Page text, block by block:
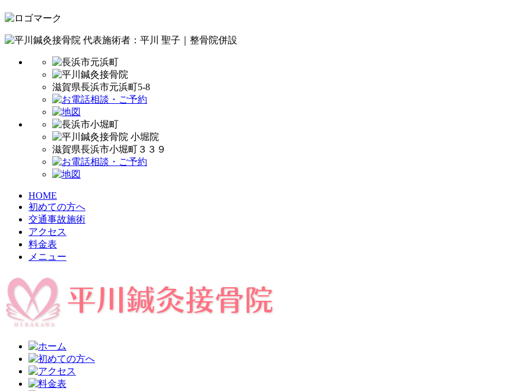
代表施術者：平川 聖子｜整骨院併設
滋賀県長浜市元浜町5-8
滋賀県長浜市小堀町３３９
HOME
初めての方へ
交通事故施術
アクセス
料金表
メニュー